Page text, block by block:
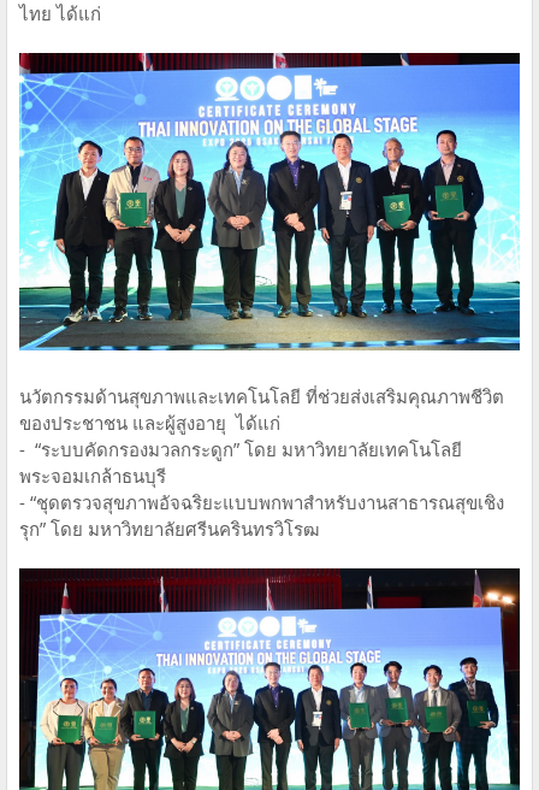
ไทย ได้แก่
นวัตกรรมด้านสุขภาพและเทคโนโลยี ที่ช่วยส่งเสริมคุณภาพชีวิต
ของประชาชน และผู้สูงอายุ ได้แก่
- “ระบบคัดกรองมวลกระดูก” โดย มหาวิทยาลัยเทคโนโลยี
พระจอมเกล้าธนบุรี
- “ชุดตรวจสุขภาพอัจฉริยะแบบพกพาสำหรับงานสาธารณสุขเชิง
รุก” โดย มหาวิทยาลัยศรีนครินทรวิโรฒ